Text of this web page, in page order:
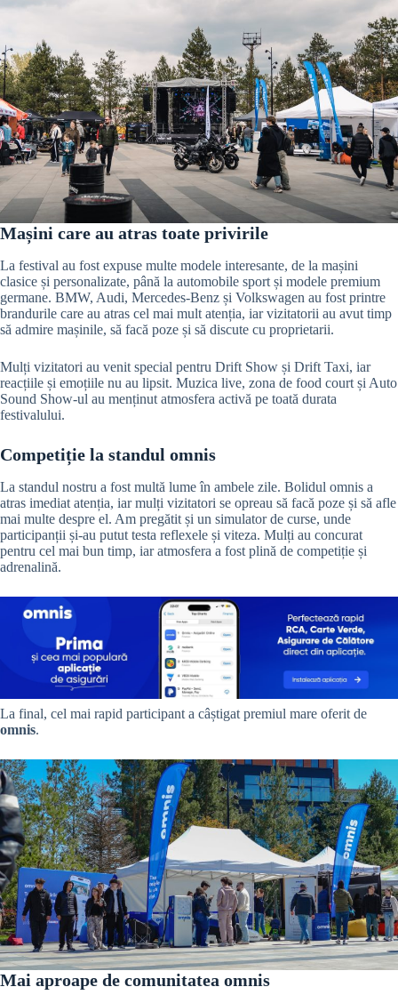
Mașini care au atras toate privirile
La festival au fost expuse multe modele interesante, de la mașini
clasice și personalizate, până la automobile sport și modele premium
germane. BMW, Audi, Mercedes-Benz și Volkswagen au fost printre
brandurile care au atras cel mai mult atenția, iar vizitatorii au avut timp
să admire mașinile, să facă poze și să discute cu proprietarii.
Mulți vizitatori au venit special pentru Drift Show și Drift Taxi, iar
reacțiile și emoțiile nu au lipsit. Muzica live, zona de food court și Auto
Sound Show-ul au menținut atmosfera activă pe toată durata
festivalului.
Competiție la standul omnis
La standul nostru a fost multă lume în ambele zile. Bolidul omnis a
atras imediat atenția, iar mulți vizitatori se opreau să facă poze și să afle
mai multe despre el. Am pregătit și un simulator de curse, unde
participanții și-au putut testa reflexele și viteza. Mulți au concurat
pentru cel mai bun timp, iar atmosfera a fost plină de competiție și
adrenalină.
La final, cel mai rapid participant a câștigat premiul mare oferit de
omnis.
Mai aproape de comunitatea omnis